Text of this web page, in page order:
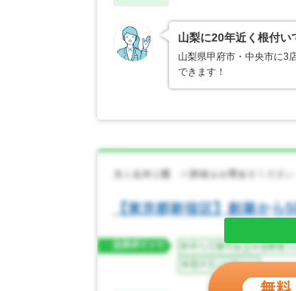
山梨に20年近く根付い
山梨県甲府市・中央市に3
できます！